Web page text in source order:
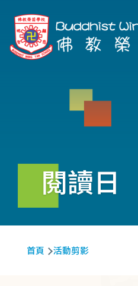
移至主內容
閱讀日
航
首頁 活動剪影